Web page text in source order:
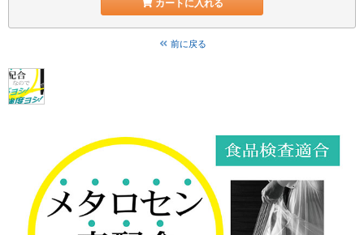
カートに入れる
前に戻る